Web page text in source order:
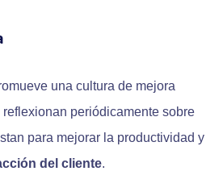
una cultura de mejora
periódicamente sobre
para mejorar la productividad y
del cliente.